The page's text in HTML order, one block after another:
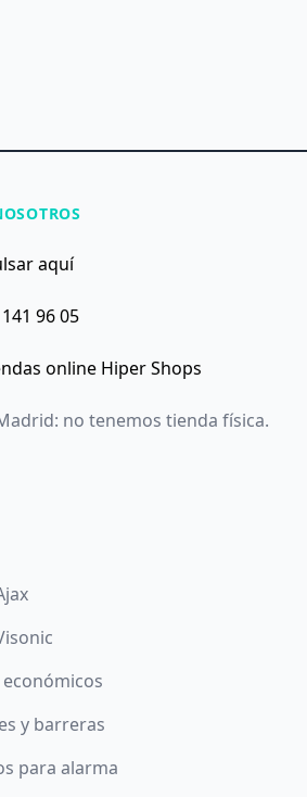
aquí
96 05
online Hiper Shops
no tenemos tienda física.
y barreras
para alarma